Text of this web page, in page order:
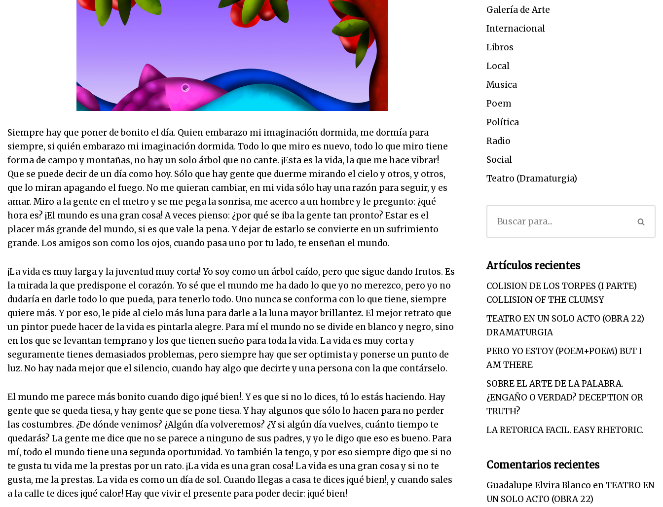
Siempre hay que poner de bonito el día. Quien embarazo mi imaginación dormida, me dormía para
siempre, si quién embarazo mi imaginación dormida. Todo lo que miro es nuevo, todo lo que miro tiene
forma de campo y montañas, no hay un solo árbol que no cante. ¡Esta es la vida, la que me hace vibrar!
Que se puede decir de un día como hoy. Sólo que hay gente que duerme mirando el cielo y otros, y otros,
que lo miran apagando el fuego. No me quieran cambiar, en mi vida sólo hay una razón para seguir, y es
amar. Miro a la gente en el metro y se me pega la sonrisa, me acerco a un hombre y le pregunto: ¿qué
hora es? ¡El mundo es una gran cosa! A veces pienso: ¿por qué se iba la gente tan pronto? Estar es el
placer más grande del mundo, si es que vale la pena. Y dejar de estarlo se convierte en un sufrimiento
grande. Los amigos son como los ojos, cuando pasa uno por tu lado, te enseñan el mundo.
¡La vida es muy larga y la juventud muy corta! Yo soy como un árbol caído, pero que sigue dando frutos. Es
la mirada la que predispone el corazón. Yo sé que el mundo me ha dado lo que yo no merezco, pero yo no
dudaría en darle todo lo que pueda, para tenerlo todo. Uno nunca se conforma con lo que tiene, siempre
quiere más. Y por eso, le pide al cielo más luna para darle a la luna mayor brillantez. El mejor retrato que
un pintor puede hacer de la vida es pintarla alegre. Para mí el mundo no se divide en blanco y negro, sino
en los que se levantan temprano y los que tienen sueño para toda la vida. La vida es muy corta y
seguramente tienes demasiados problemas, pero siempre hay que ser optimista y ponerse un punto de
luz. No hay nada mejor que el silencio, cuando hay algo que decirte y una persona con la que contárselo.
El mundo me parece más bonito cuando digo ¡qué bien!. Y es que si no lo dices, tú lo estás haciendo. Hay
gente que se queda tiesa, y hay gente que se pone tiesa. Y hay algunos que sólo lo hacen para no perder
las costumbres. ¿De dónde venimos? ¿Algún día volveremos? ¿Y si algún día vuelves, cuánto tiempo te
quedarás? La gente me dice que no se parece a ninguno de sus padres, y yo le digo que eso es bueno. Para
mí, todo el mundo tiene una segunda oportunidad. Yo también la tengo, y por eso siempre digo que si no
te gusta tu vida me la prestas por un rato. ¡La vida es una gran cosa! La vida es una gran cosa y si no te
gusta, me la prestas. La vida es como un día de sol. Cuando llegas a casa te dices ¡qué bien!, y cuando sales
a la calle te dices ¡qué calor! Hay que vivir el presente para poder decir: ¡qué bien!
Galería de Arte
Internacional
Libros
Local
Musica
Poem
Política
Radio
Social
Teatro (Dramaturgia)
Artículos recientes
COLISION DE LOS TORPES (I PARTE)
COLLISION OF THE CLUMSY
TEATRO EN UN SOLO ACTO (OBRA 22)
DRAMATURGIA
PERO YO ESTOY (POEM+POEM) BUT I
AM THERE
SOBRE EL ARTE DE LA PALABRA.
¿ENGAÑO O VERDAD? DECEPTION OR
TRUTH?
LA RETORICA FACIL. EASY RHETORIC.
Comentarios recientes
Guadalupe Elvira Blanco enTEATRO EN
UN SOLO ACTO (OBRA 22)